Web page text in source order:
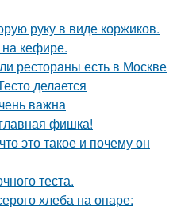
руку в виде коржиков.
кефире.
рестораны есть в Москве
делается
важна
фишка!
это такое и почему он
теста.
хлеба на опаре: